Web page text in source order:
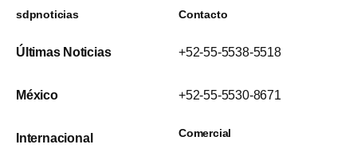
sdpnoticias
Últimas Noticias
México
Internacional
Contacto
+52-55-5538-5518
+52-55-5530-8671
Comercial